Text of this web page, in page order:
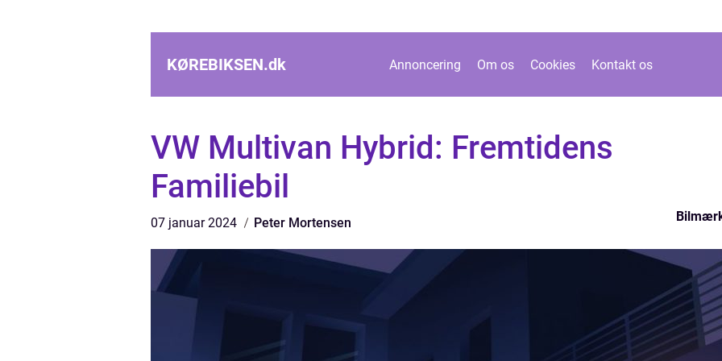
KØREBIKSEN.dk Annoncering Om os Cookies Kontakt os
VW Multivan Hybrid: Fremtidens
Familiebil
07 januar 2024 Peter Mortensen